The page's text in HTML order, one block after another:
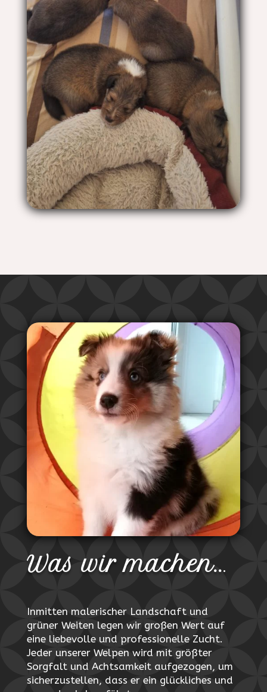
Was wir machen...
Inmitten malerischer Landschaft und
grüner Weiten legen wir großen Wert auf
eine liebevolle und professionelle Zucht.
Jeder unserer Welpen wird mit größter
Sorgfalt und Achtsamkeit aufgezogen, um
sicherzustellen, dass er ein glückliches und